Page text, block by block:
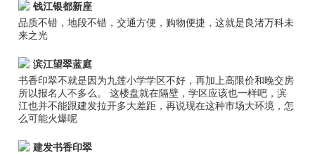
钱江银都新座
品质不错，地段不错，交通方便，购物便捷，这就是良渚万科未
来之光
滨江望翠蓝庭
书香印翠不就是因为九莲小学学区不好，再加上高限价和晚交房
所以报名人不多么。 这楼盘就在隔壁，学区应该也一样吧，滨
江也并不能跟建发拉开多大差距，再说现在这种市场大环境，怎
么可能火爆呢
建发书香印翠